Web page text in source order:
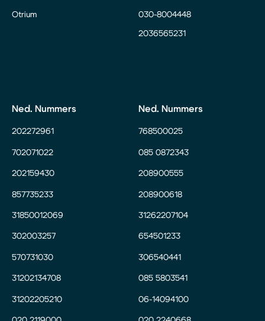
Otrium 030-8004448
2036565231
Ned. Nummers
202272961
702071022
202159430
857735233
31850012069
302003257
570731030
31202134708
31202205210
Ned. Nummers
768500025
085 0872343
208900555
208900618
31262207104
654501233
306540441
085 5803541
06-14094100